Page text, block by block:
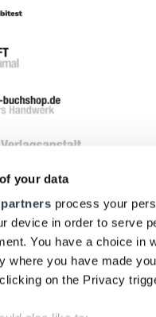
your data
process your
device in order to serve
You have a choice in
where you have made
on the Privacy